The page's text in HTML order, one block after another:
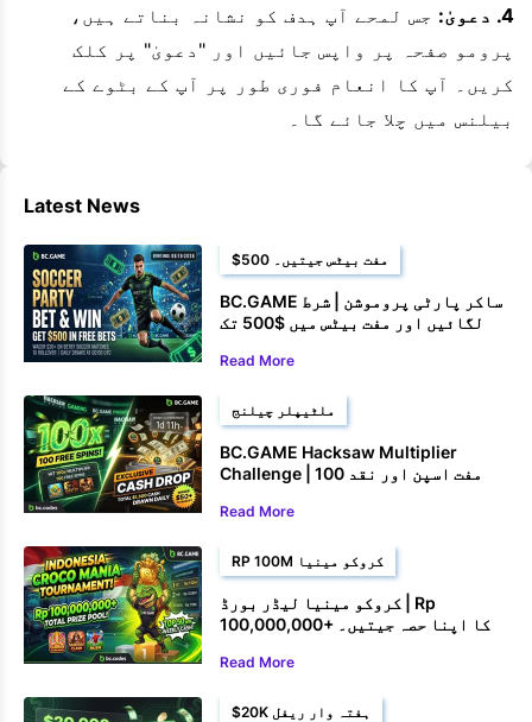
4. دعویٰ:
جس لمحے آپ ہدف کو نشانہ بناتے ہیں،
پرومو صفحہ پر واپس جائیں اور "دعویٰ" پر کلک
کریں۔ آپ کا انعام فوری طور پر آپ کے بٹوے کے
بیلنس میں چلا جائے گا۔
Latest News
$500 مفت بیٹس جیتیں۔
BC.GAME ساکر پارٹی پروموشن | شرط
لگائیں اور مفت بیٹس میں $500 تک
Read More
ملٹیپلر چیلنج
BC.GAME Hacksaw Multiplier
Challenge | 100 مفت اسپن اور نقد
Read More
RP 100M کروکو مینیا
کروکو مینیا لیڈر بورڈ | Rp
100,000,000+ کا اپنا حصہ جیتیں۔
Read More
$20K ہفتہ وار ریفل